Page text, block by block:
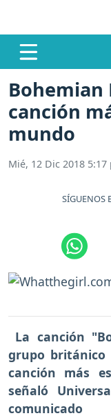
Bohemian
canción
mundo
Mié, 12 Dic 2018 5:17
SÍGUENOS
La canción
grupo británico
canción más
señaló
comunicado